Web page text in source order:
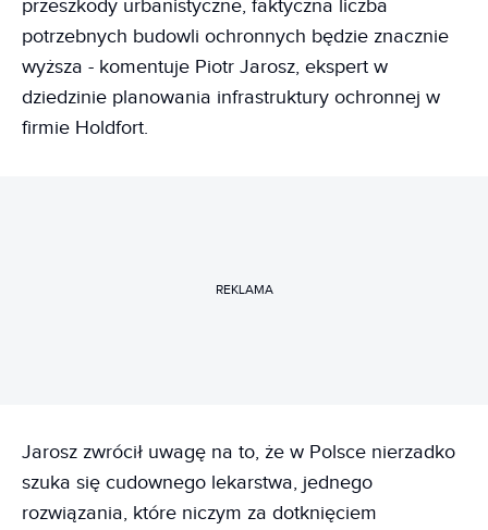
przeszkody urbanistyczne, faktyczna liczba
potrzebnych budowli ochronnych będzie znacznie
wyższa - komentuje Piotr Jarosz, ekspert w
dziedzinie planowania infrastruktury ochronnej w
firmie Holdfort.
REKLAMA
Jarosz zwrócił uwagę na to, że w Polsce nierzadko
szuka się cudownego lekarstwa, jednego
rozwiązania, które niczym za dotknięciem